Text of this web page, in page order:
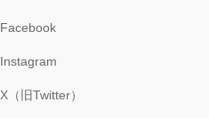
Facebook
Instagram
X（旧Twitter）